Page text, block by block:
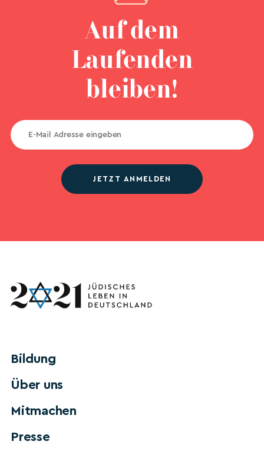
Auf dem
Laufenden
bleiben!
JETZT ANMELDEN
Bildung
Über uns
Mitmachen
Presse